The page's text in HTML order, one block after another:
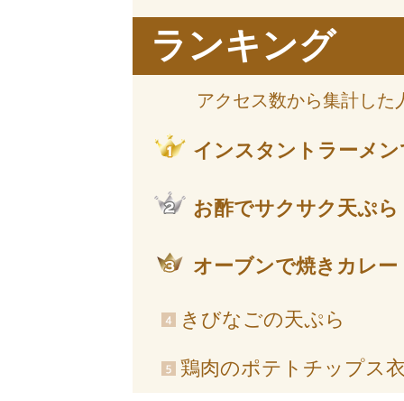
ランキング
アクセス数から集計した
インスタントラーメ
お酢でサクサク天ぷら
オーブンで焼きカレー
きびなごの天ぷら
鶏肉のポテトチップス